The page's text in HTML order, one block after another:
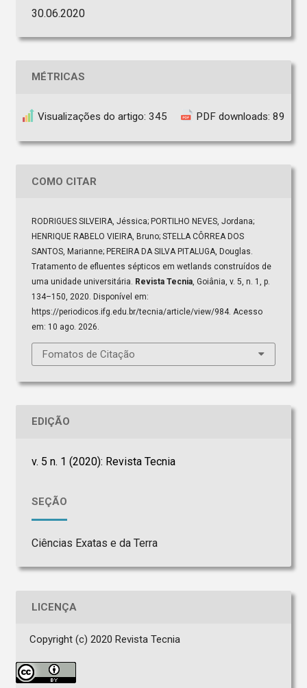
30.06.2020
MÉTRICAS
Visualizações do artigo: 345 PDF downloads: 89
COMO CITAR
RODRIGUES SILVEIRA, Jéssica; PORTILHO NEVES, Jordana;
HENRIQUE RABELO VIEIRA, Bruno; STELLA CÔRREA DOS
SANTOS, Marianne; PEREIRA DA SILVA PITALUGA, Douglas.
Tratamento de efluentes sépticos em wetlands construídos de
uma unidade universitária. Revista Tecnia, Goiânia, v. 5, n. 1, p.
134–150, 2020. Disponível em:
https://periodicos.ifg.edu.br/tecnia/article/view/984. Acesso
em: 10 ago. 2026.
Fomatos de Citação
EDIÇÃO
v. 5 n. 1 (2020): Revista Tecnia
SEÇÃO
Ciências Exatas e da Terra
LICENÇA
Copyright (c) 2020 Revista Tecnia